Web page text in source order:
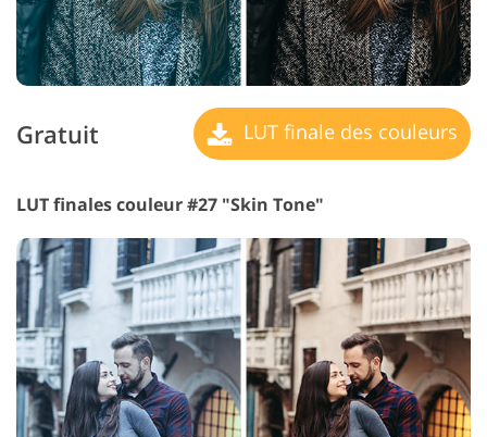
Gratuit LUT finale des couleurs
LUT finales couleur #27 "Skin Tone"